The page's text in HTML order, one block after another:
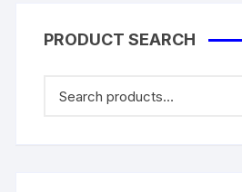
PRODUCT SEARCH